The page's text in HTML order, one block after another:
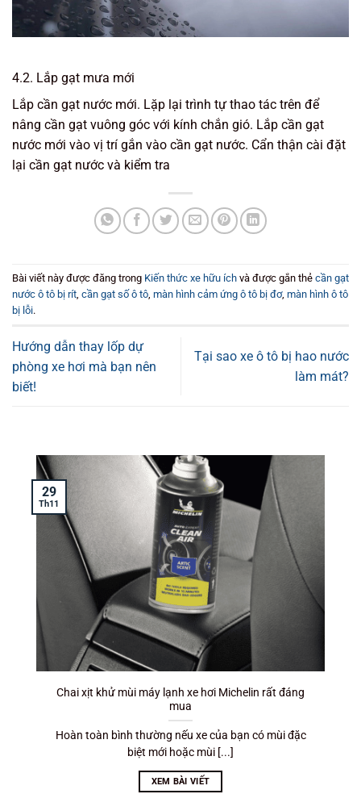
4.2. Lắp gạt mưa mới
Lắp cần gạt nước mới. Lặp lại trình tự thao tác trên để
nâng cần gạt vuông góc với kính chắn gió. Lắp cần gạt
nước mới vào vị trí gắn vào cần gạt nước. Cẩn thận cài đặt
lại cần gạt nước và kiểm tra
Bài viết này được đăng trong Kiến thức xe hữu ích và được gắn thẻ cần gạt
nước ô tô bị rít cần gạt số ô tô màn hình cảm ứng ô tô bị đơ, màn hình ô tô
bị lỗi.
Hướng dẫn thay lốp dự
phòng xe hơi mà bạn nên
biết!
Tại sao xe ô tô bị hao nước
làm mát?
Chai xịt khử mùi máy lạnh xe hơi Michelin rất đáng
mua
Hoàn toàn bình thường nếu xe của bạn có mùi đặc
biệt mới hoặc mùi [...]
XEM BÀI VIẾT
29
Th11